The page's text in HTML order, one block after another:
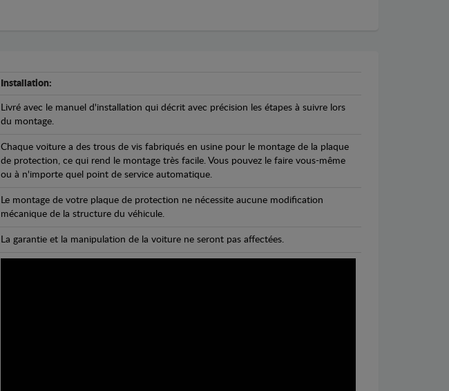
Installation:
Livré avec le manuel d'installation qui décrit avec précision les étapes à suivre lors
du montage.
Chaque voiture a des trous de vis fabriqués en usine pour le montage de la plaque
de protection, ce qui rend le montage très facile. Vous pouvez le faire vous-même
ou à n'importe quel point de service automatique.
Le montage de votre plaque de protection ne nécessite aucune modification
mécanique de la structure du véhicule.
La garantie et la manipulation de la voiture ne seront pas affectées.